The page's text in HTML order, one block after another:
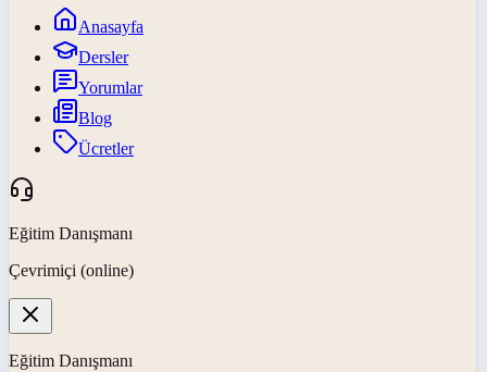
Anasayfa
Dersler
Yorumlar
Blog
Ücretler
Eğitim Danışmanı
Çevrimiçi (online)
Eğitim Danışmanı